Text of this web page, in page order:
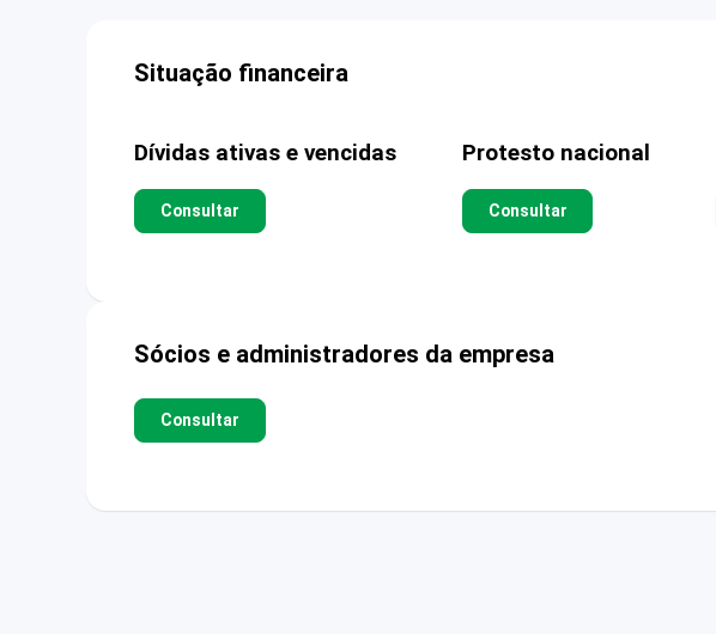
Situação financeira
Dívidas ativas e vencidas
Consultar
Protesto nacional
Consultar
Sócios e administradores da empresa
Consultar